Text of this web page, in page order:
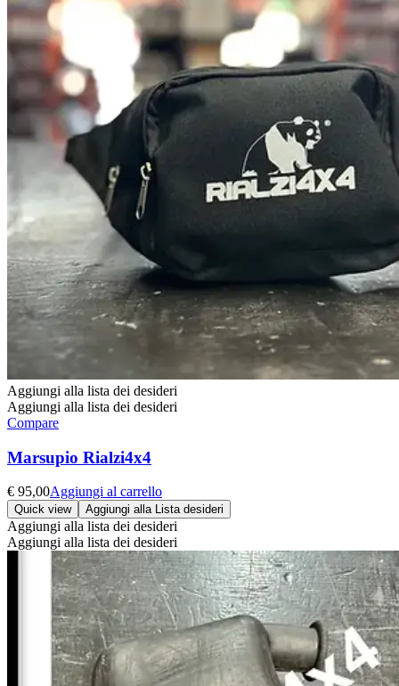
Aggiungi alla lista dei desideri
Aggiungi alla lista dei desideri
Compare
Marsupio Rialzi4x4
€ 95,00Aggiungi al carrello
Quick view Aggiungi alla Lista desideri
Aggiungi alla lista dei desideri
Aggiungi alla lista dei desideri